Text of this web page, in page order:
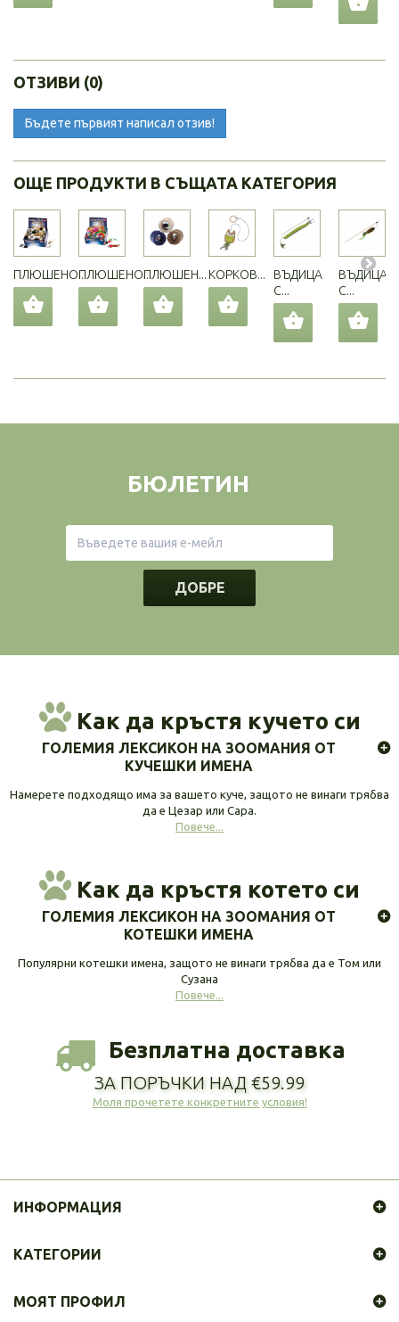
ОТЗИВИ (0)
Бъдете първият написал отзив!
ОЩЕ ПРОДУКТИ В СЪЩАТА КАТЕГОРИЯ
ПЛЮШЕНО...ПЛЮШЕНО...ПЛЮШЕН... КОРКОВ...
ВЪДИЦА
С...
ВЪДИЦА
С...
БЮЛЕТИН
ДОБРЕ
Как да кръстя кучето си
ГОЛЕМИЯ ЛЕКСИКОН НА ЗООМАНИЯ ОТ
КУЧЕШКИ ИМЕНА
Намерете подходящо има за вашето куче, защото не винаги трябва
да е Цезар или Сара.
Повече...
Как да кръстя котето си
ГОЛЕМИЯ ЛЕКСИКОН НА ЗООМАНИЯ ОТ
КОТЕШКИ ИМЕНА
Популярни котешки имена, защото не винаги трябва да е Том или
Сузана
Повече...
Безплатна доставка
ЗА ПОРЪЧКИ НАД €59.99
Моля прочетете конкретните условия!
ИНФОРМАЦИЯ
КАТЕГОРИИ
МОЯТ ПРОФИЛ